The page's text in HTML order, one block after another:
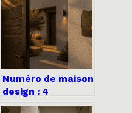
Numéro de maison
design : 4
matériaux